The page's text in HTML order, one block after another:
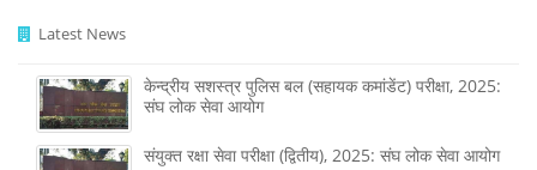
Latest News
केन्द्रीय सशस्‍त्र पुलिस बल (सहायक कमांडेंट) परीक्षा, 2025:
संघ लोक सेवा आयोग
संयुक्त रक्षा सेवा परीक्षा (द्वितीय), 2025: संघ लोक सेवा आयोग